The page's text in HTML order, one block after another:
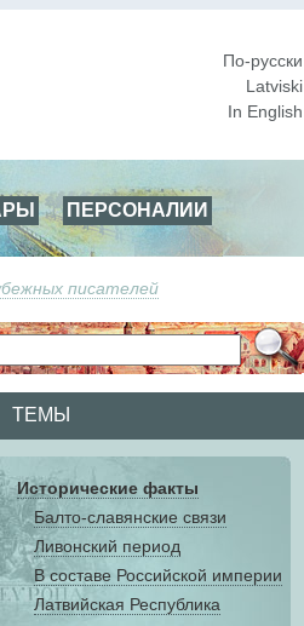
По-русски
Latviski
In English
ПЕРСОНАЛИИ
писателей
ТЕМЫ
Исторические факты
Балто-славянские связи
Ливонский период
В составе Российской империи
Латвийская Республика